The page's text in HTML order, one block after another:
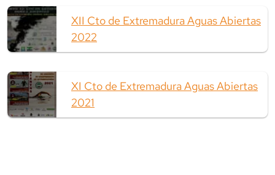
XII Cto de Extremadura Aguas Abiertas
2022
XI Cto de Extremadura Aguas Abiertas
2021